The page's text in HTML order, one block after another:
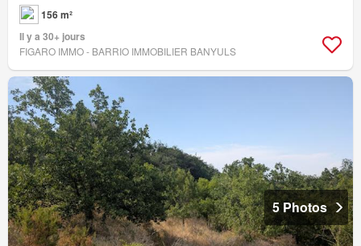
156 m²
Il y a 30+ jours
FIGARO IMMO - BARRIO IMMOBILIER BANYULS
5 Photos